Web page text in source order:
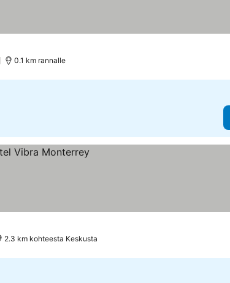
0.1 km rannalle
2.3 km kohteesta Keskusta